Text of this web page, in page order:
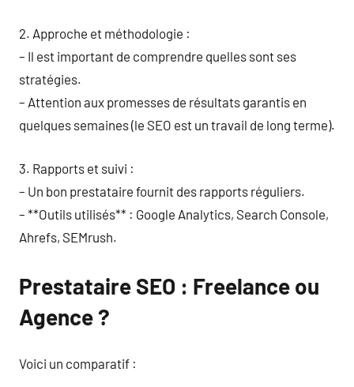
2. Approche et méthodologie :
– Il est important de comprendre quelles sont ses
stratégies.
– Attention aux promesses de résultats garantis en
quelques semaines (le SEO est un travail de long terme).
3. Rapports et suivi :
– Un bon prestataire fournit des rapports réguliers.
– **Outils utilisés** : Google Analytics, Search Console,
Ahrefs, SEMrush.
Prestataire SEO : Freelance ou
Agence ?
Voici un comparatif :